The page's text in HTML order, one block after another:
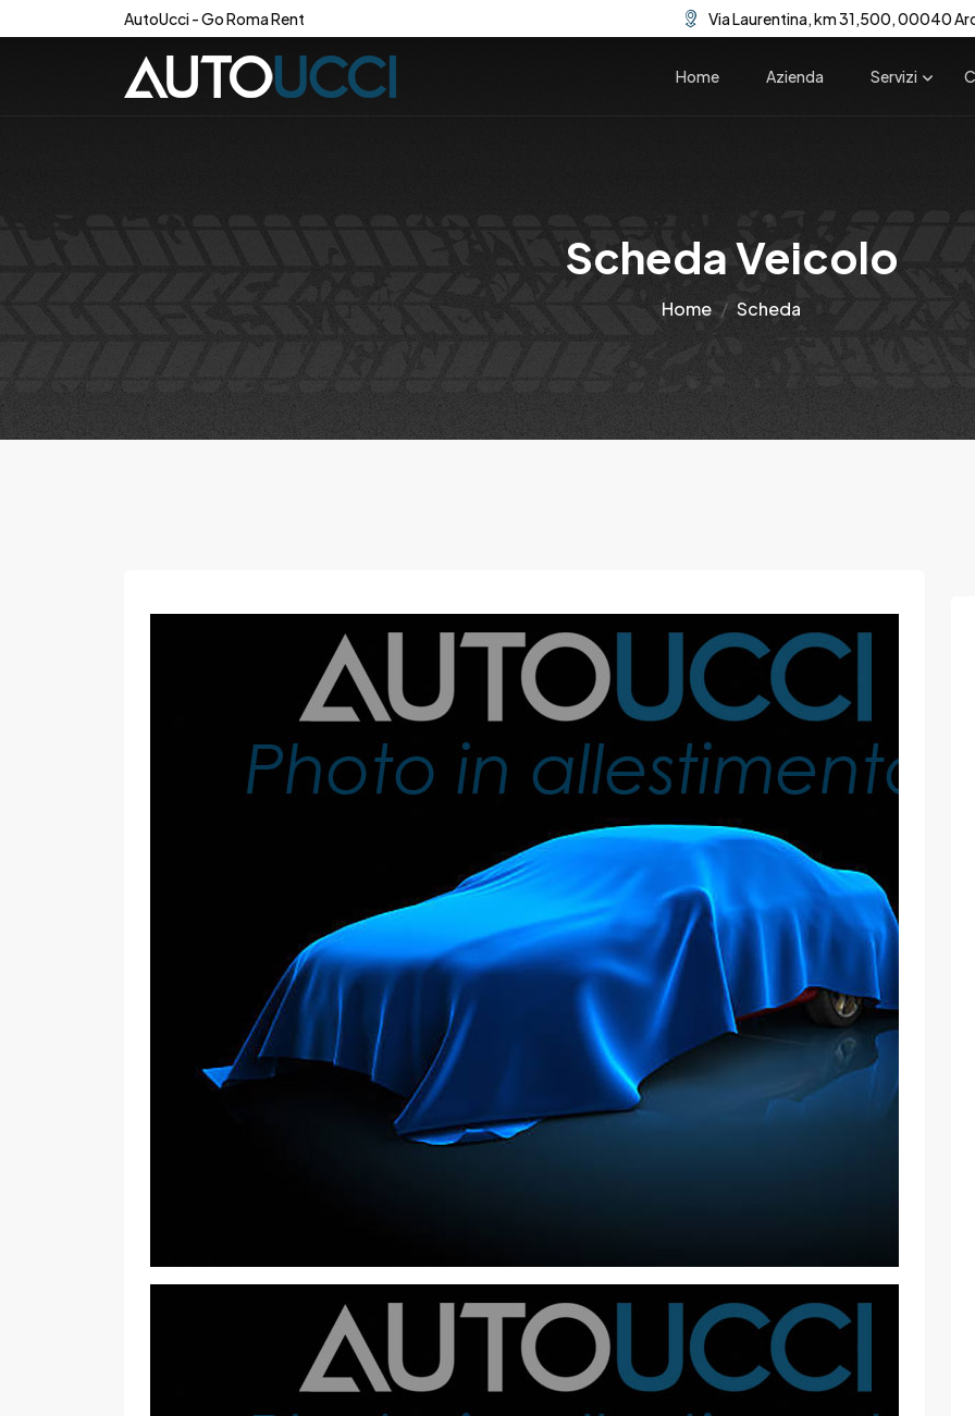
AutoUcci - Go Roma Rent Via Laurentina, km 31,500, 00040
Home Azienda Servizi
Scheda Veicolo
Home Scheda